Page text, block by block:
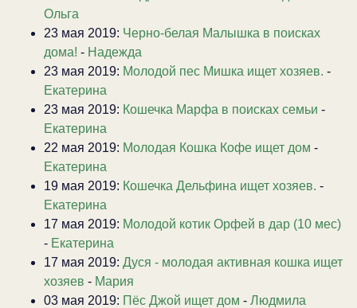
Ольга
23 мая 2019: Черно-белая Малышка в поисках
дома! - Надежда
23 мая 2019: Молодой пес Мишка ищет хозяев. -
Екатерина
23 мая 2019: Кошечка Марфа в поисках семьи -
Екатерина
22 мая 2019: Молодая Кошка Кофе ищет дом -
Екатерина
19 мая 2019: Кошечка Дельфина ищет хозяев. -
Екатерина
17 мая 2019: Молодой котик Орфей в дар (10 мес)
- Екатерина
17 мая 2019: Дуся - молодая активная кошка ищет
хозяев - Мария
03 мая 2019: Пёс Джой ищет дом - Людмила